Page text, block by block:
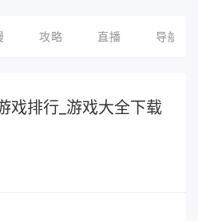
攻略 直播 导航
戏排行_游戏大全下载